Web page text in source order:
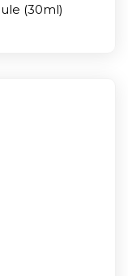
(30ml)